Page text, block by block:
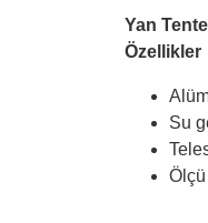
Yan Tente
Özellikler
Su